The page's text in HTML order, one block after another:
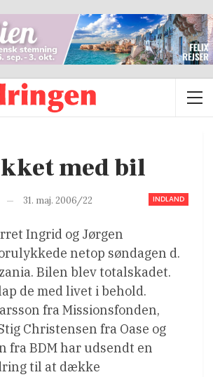
med bil
INDLAND
31. maj. 2006/22
Ingrid og Jørgen
netop søndagen d.
Bilen blev totalskadet.
de med livet i behold.
fra Missionsfonden,
Christensen fra Oase og
fra BDM har udsendt en
til at dække